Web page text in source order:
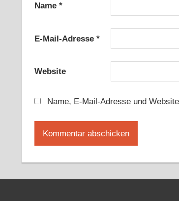
Name *
E-Mail-Adresse *
Website
Name, E-Mail-Adresse und